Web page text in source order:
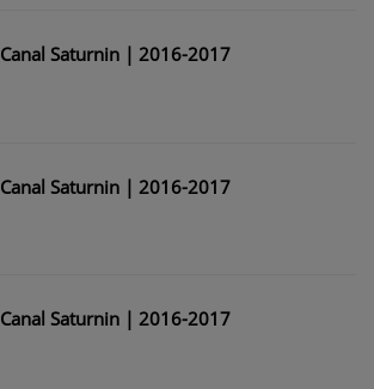
Canal Saturnin | 2016-2017
Canal Saturnin | 2016-2017
Canal Saturnin | 2016-2017